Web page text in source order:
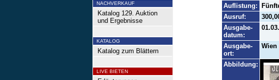
NACHVERKAUF
Katalog 129. Auktion
und Ergebnisse
KATALOG
Katalog zum Blättern
LIVE BIETEN
Auflistung:
Ausruf:
Ausgabe-
datum:
Ausgabe-
ort:
Wien
Abbildung: